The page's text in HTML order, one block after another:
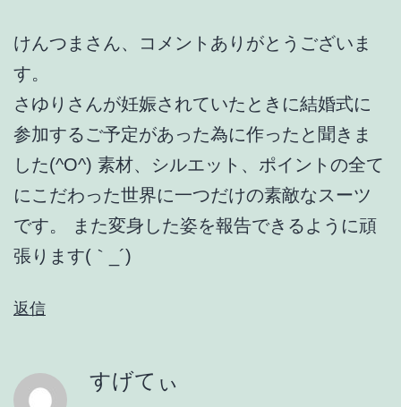
けんつまさん、コメントありがとうございま
す。
さゆりさんが妊娠されていたときに結婚式に
参加するご予定があった為に作ったと聞きま
した(^O^) 素材、シルエット、ポイントの全て
にこだわった世界に一つだけの素敵なスーツ
です。 また変身した姿を報告できるように頑
張ります(｀_´)ゞ
返信
すげてぃ